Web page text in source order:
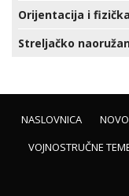
Orijentacija i
Streljačko
NASLOVNICA
VOJNOSTRUČNE